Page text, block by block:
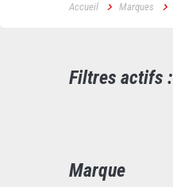
Accueil Marques
Filtres actifs :
Marque